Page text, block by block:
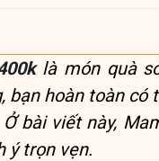
là món quà
bạn hoàn toàn có
bài viết này,
ý trọn vẹn.